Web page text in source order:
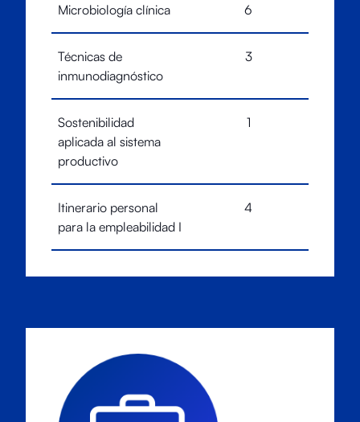
Microbiología clínica 6
Técnicas de
inmunodiagnóstico
3
Sostenibilidad
aplicada al sistema
productivo
1
Itinerario personal
para la empleabilidad I
4